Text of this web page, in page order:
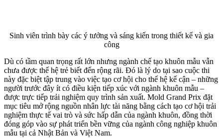
Sinh viên trình bày các ý tưởng và sáng kiến trong thiết kế và gia
công
Dù có tầm quan trọng rất lớn nhưng ngành chế tạo khuôn mẫu vẫn
chưa được thế hệ trẻ biết đến rộng rãi. Đó là lý do tại sao cuộc thi
này đặc biệt tập trung vào việc tạo cơ hội cho thế hệ kế cận – những
người trước đây ít có điều kiện tiếp xúc với ngành khuôn mẫu –
được trực tiếp trải nghiệm quy trình sản xuất. Mold Grand Prix đặt
mục tiêu mở rộng nguồn nhân lực tài năng bằng cách tạo cơ hội trải
nghiệm thực tế vai trò và sức hấp dẫn của ngành khuôn, đồng thời
đóng góp vào sự phát triển bền vững của ngành công nghiệp khuôn
mẫu tại cả Nhật Bản và Việt Nam.